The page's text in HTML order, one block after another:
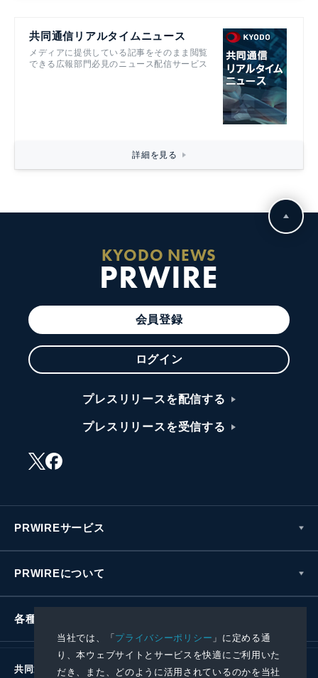
当社では、「プライバシーポリシー 」に定める通
り、本ウェブサイトとサービスを快適にご利用いた
だき、また、どのように活用されているのかを当社
共同通信リアルタイムニュース
メディアに提供している記事をそのまま閲覧
できる広報部門必見のニュース配信サービス
詳細を見る
KYODO NEWS
PRWIRE
会員登録
ログイン
プレスリリースを配信する
プレスリリースを受信する
PRWIREサービス
PRWIREについて
各種お問い合わせ
共同通信社グループ